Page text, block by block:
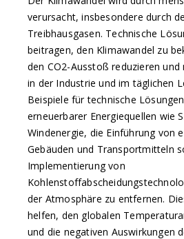
verursacht, insbesondere durch
Treibhausgasen. Technische
beitragen, den Klimawandel zu
den CO2-Ausstoß reduzieren und
in der Industrie und im täglichen
Beispiele für technische
erneuerbarer Energiequellen wie
Windenergie, die Einführung von
Gebäuden und Transportmitteln
Implementierung von
der Atmosphäre zu entfernen.
helfen, den globalen
und die negativen Auswirkungen